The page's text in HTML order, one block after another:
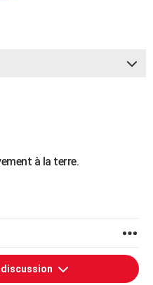
à la terre.